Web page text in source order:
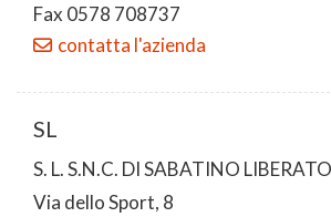
Fax 0578 708737
contatta l'azienda
SL
S. L. S.N.C. DI SABATINO
Via dello Sport, 8